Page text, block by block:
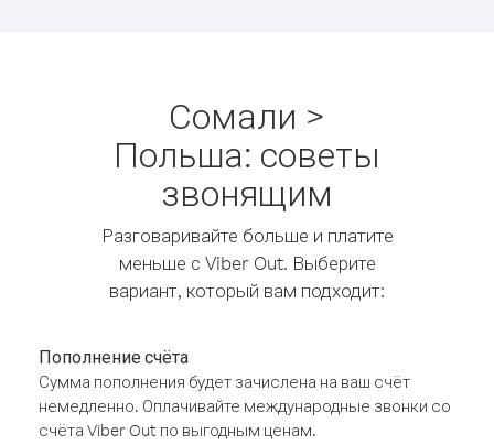
Сомали >
Польша: советы
звонящим
Разговаривайте больше и платите
меньше с Viber Out. Выберите
вариант, который вам подходит:
Пополнение счёта
Сумма пополнения будет зачислена на ваш счёт
немедленно. Оплачивайте международные звонки со
счёта Viber Out по выгодным ценам.